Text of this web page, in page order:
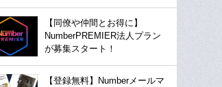
【同僚や仲間とお得に】
NumberPREMIER法人プラン
が募集スタート！
【登録無料】Numberメールマ